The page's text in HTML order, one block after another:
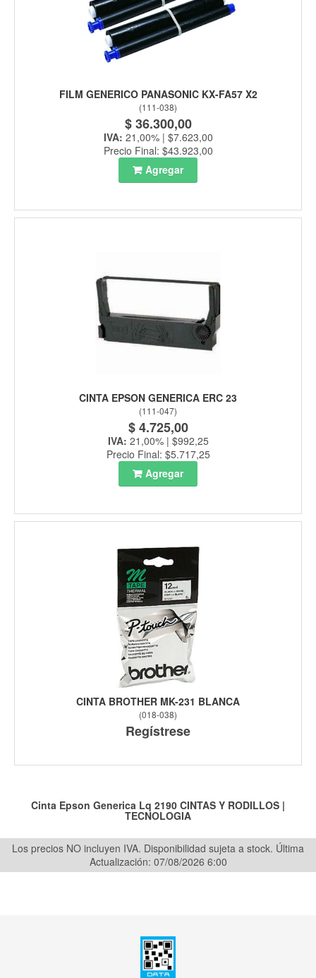
FILM GENERICO PANASONIC KX-FA57 X2
(111-038)
$ 36.300,00
IVA: 21,00% | $7.623,00
Precio Final: $43.923,00
Agregar
CINTA EPSON GENERICA ERC 23
(111-047)
$ 4.725,00
IVA: 21,00% | $992,25
Precio Final: $5.717,25
Agregar
CINTA BROTHER MK-231 BLANCA
(018-038)
Regístrese
Cinta Epson Generica Lq 2190 CINTAS Y RODILLOS |
TECNOLOGIA
Los precios NO incluyen IVA. Disponibilidad sujeta a stock. Última
Actualización: 07/08/2026 6:00